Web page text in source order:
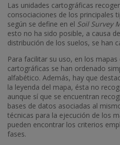
Las unidades cartográficas
consociaciones de los principales
según se define en el Soil Survey
esto no ha sido posible, a causa
distribución de los suelos, se han
Para facilitar su uso, en los mapas
cartográficas se han ordenado
alfabético. Además, hay que
la leyenda del mapa, ésta no
aunque sí que se encuentran
bases de datos asociadas al
técnicas para la ejecución de los
pueden encontrar los criterios
fases.